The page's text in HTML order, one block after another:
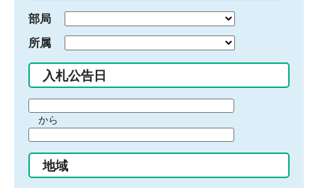
部局
所属
入札公告日
間
始
り
から
間
終
地域